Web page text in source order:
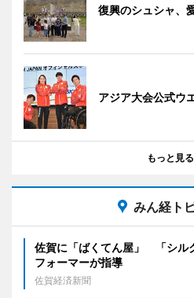
復興のシュシャ、
アジア大会公式ウ
もっと見る
みん経ト
佐賀に「ばくてん屋」 「シル
フォーマーが指導
佐賀経済新聞